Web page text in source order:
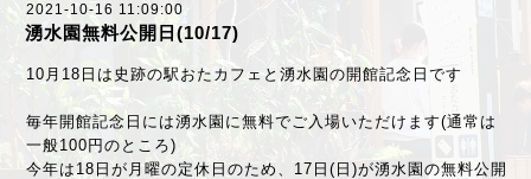
2021-10-16 11:09:00
湧水園無料公開日(10/17)
10月18日は史跡の駅おたカフェと湧水園の開館記念日です
毎年開館記念日には湧水園に無料でご入場いただけます(通常は
一般100円のところ)
今年は18日が月曜の定休日のため、17日(日)が湧水園の無料公開